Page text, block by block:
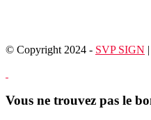
© Copyright 2024 - SVP SIGN |
Vous ne trouvez pas le